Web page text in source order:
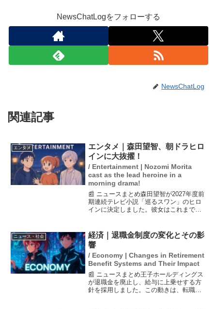
NewsChatLogをフォローする
NewsChatLog
関連記事
エンタメ
エンタメ｜森田望智、朝ドラヒロ
インに大抜擢！
/ Entertainment | Nozomi Morita
cast as the lead heroine in a
morning drama!
📰 ニュースまとめ森田望智が2027年度前
期連続テレビ小説「巡るスワン」のヒロ
インに決定しました。彼女はこれまでオ
喜びと共に意気込みを語りました。会見
には脚本を手掛ける...
ニュース・社会
経済｜退職金制度の変化とその影
響
/ Economy | Changes in Retirement
Benefit Systems and Their Impact
📰 ニュースまとめ王子ホールディングス
が退職金を廃止し、給与に上乗せする方
針を採用しました。この動きは、転職が